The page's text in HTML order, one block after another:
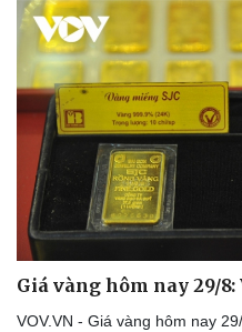
Giá vàng hôm nay 29/
VOV.VN - Giá vàng hôm nay